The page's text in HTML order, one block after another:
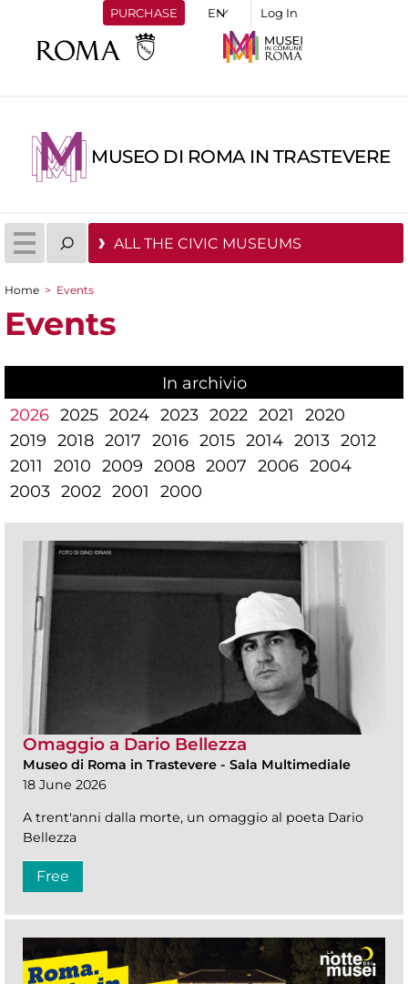
PURCHASE Log In
MUSEO DI ROMA IN TRASTEVERE
ALL THE CIVIC MUSEUMS
You are here
Home > Events
Events
In archivio
2026 2025 2024 2023 2022 2021
2020
2019 2018 2017 2016 2015 2014 2013 2012
2011
2010 2009 2008 2007 2006 2004
2003 2002 2001 2000
Omaggio a Dario Bellezza
Museo di Roma in Trastevere - Sala Multimediale
18 June 2026
A trent'anni dalla morte, un omaggio al poeta Dario
Bellezza
Free